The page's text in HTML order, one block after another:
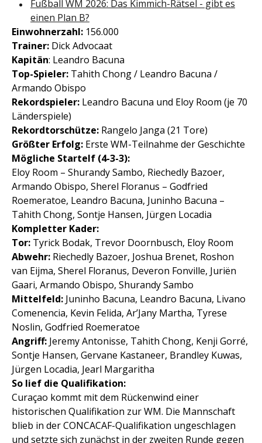
Fußball WM 2026: Das Kimmich-Rätsel - gibt es
einen Plan B?
Einwohnerzahl: 156.000
Trainer: Dick Advocaat
Kapitän: Leandro Bacuna
Top-Spieler: Tahith Chong / Leandro Bacuna /
Armando Obispo
Rekordspieler: Leandro Bacuna und Eloy Room (je 70
Länderspiele)
Rekordtorschütze: Rangelo Janga (21 Tore)
Größter Erfolg: Erste WM-Teilnahme der Geschichte
Mögliche Startelf (4-3-3):
Eloy Room – Shurandy Sambo, Riechedly Bazoer,
Armando Obispo, Sherel Floranus – Godfried
Roemeratoe, Leandro Bacuna, Juninho Bacuna –
Tahith Chong, Sontje Hansen, Jürgen Locadia
Kompletter Kader:
Tor: Tyrick Bodak, Trevor Doornbusch, Eloy Room
Abwehr: Riechedly Bazoer, Joshua Brenet, Roshon
van Eijma, Sherel Floranus, Deveron Fonville, Juriën
Gaari, Armando Obispo, Shurandy Sambo
Mittelfeld: Juninho Bacuna, Leandro Bacuna, Livano
Comenencia, Kevin Felida, Ar’Jany Martha, Tyrese
Noslin, Godfried Roemeratoe
Angriff: Jeremy Antonisse, Tahith Chong, Kenji Gorré,
Sontje Hansen, Gervane Kastaneer, Brandley Kuwas,
Jürgen Locadia, Jearl Margaritha
So lief die Qualifikation:
Curaçao kommt mit dem Rückenwind einer
historischen Qualifikation zur WM. Die Mannschaft
blieb in der CONCACAF-Qualifikation ungeschlagen
und setzte sich zunächst in der zweiten Runde gegen